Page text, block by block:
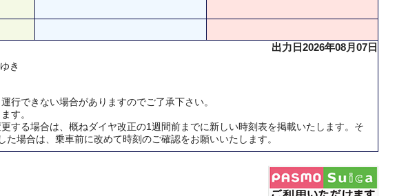
出力日2026年08月07日
き
できない場合がありますのでご了承下さい。
す。
する場合は、概ねダイヤ改正の1週間前までに新しい時刻表を掲載いたします。そ
場合は、乗車前に改めて時刻のご確認をお願いいたします。